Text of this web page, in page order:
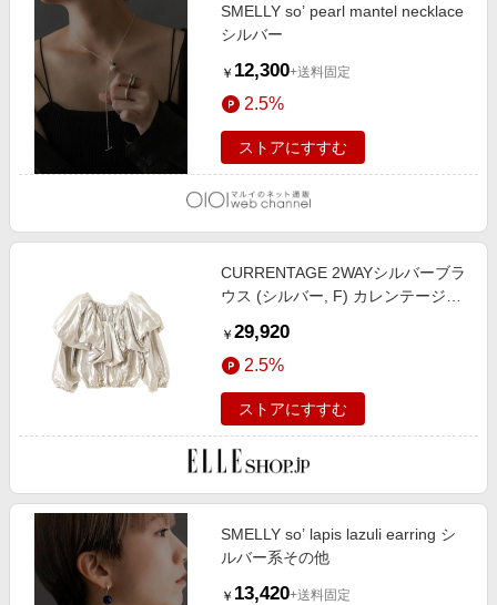
SMELLY so’ pearl mantel necklace
シルバー
￥ 12,300+送料固定
2.5%
ストアにすすむ
CURRENTAGE 2WAYシルバーブラ
ウス (シルバー, F) カレンテージ
￥ 29,920
2.5%
ストアにすすむ
SMELLY so’ lapis lazuli earring シ
ルバー系その他
￥ 13,420+送料固定